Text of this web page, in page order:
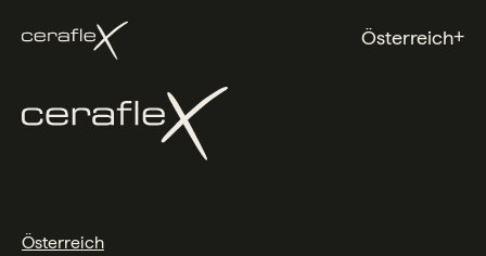
Österreich+
Österreich